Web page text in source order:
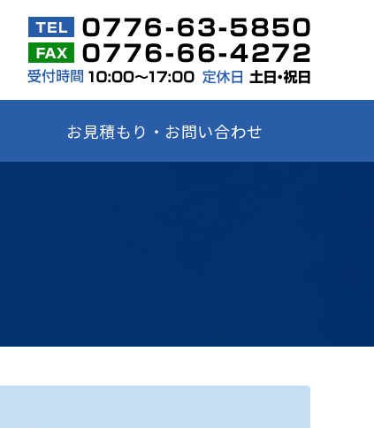
お見積もり・お問い合わせ